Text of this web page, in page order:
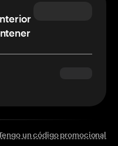
un código promocional